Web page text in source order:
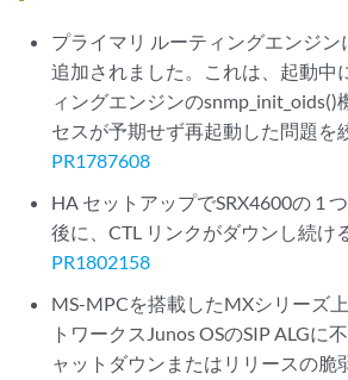
プライマリ ルーティングエンジ
追加されました。これは、起動中
ィングエンジンのsnmp_init_oids()
セスが予期せず再起動した問題を
PR1787608
HA セットアップでSRX4600の 1
後に、CTL リンクがダウンし続け
PR1802158
MS-MPCを搭載したMXシリーズ
トワークスJunos OSのSIP ALGに
ャットダウンまたはリリースの脆